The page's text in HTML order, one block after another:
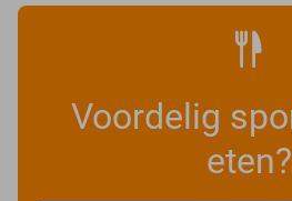
Voordelig
eten?